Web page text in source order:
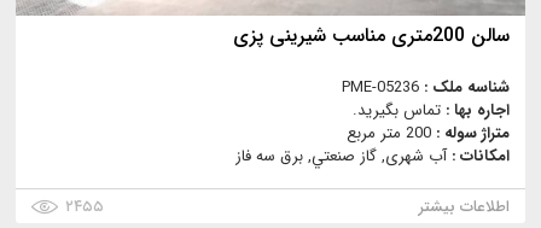
سالن 200متری مناسب شیرینی پزی
شناسه ملک : PME-05236
اجاره بها : تماس بگیرید.
متراژ سوله : 200 متر مربع
امکانات :آب شهری, گاز صنعتي, برق سه فاز
اطلاعات بیشتر
۲۴۵۵